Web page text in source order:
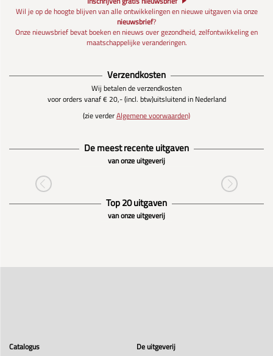
Wil je op de hoogte blijven van alle ontwikkelingen en nieuwe uitgaven via onze
nieuwsbrief?
Onze nieuwsbrief bevat boeken en nieuws over gezondheid, zelfontwikkeling en
maatschappelijke veranderingen.
Verzendkosten
Wij betalen de verzendkosten
voor orders vanaf € 20,- (incl. btw)uitsluitend in Nederland
(zie verderAlgemene voorwaarden)
De meest recente uitgaven
van onze uitgeverij
Top 20 uitgaven
van onze uitgeverij
Catalogus
De uitgeverij